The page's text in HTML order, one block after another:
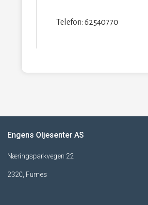
Telefon: 62540770
Engens Oljesenter AS
Næringsparkvegen 22
2320, Furnes